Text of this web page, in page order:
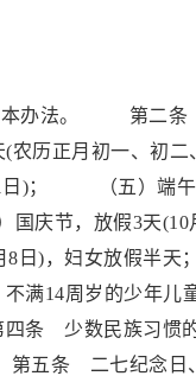
本办法。 第二
历正月初一、初
日)； （五）端
国庆节，放假3
日)，妇女放假半
满14周岁的少年
少数民族习惯的
条 二七纪念日